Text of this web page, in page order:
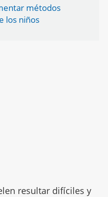
métodos
los niños
resultar difíciles y